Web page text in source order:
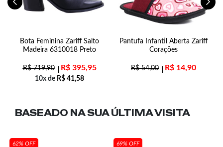
Bota Feminina Zariff Salto
Madeira 6310018 Preto
R$719,90 R$395,95
10x de R$ 41,58
Pantufa Infantil Aberta Zariff
Corações
R$54,00 R$ 14,90
BASEADO NA SUAÚLTIMA VISITA
62% OFF 69% OFF